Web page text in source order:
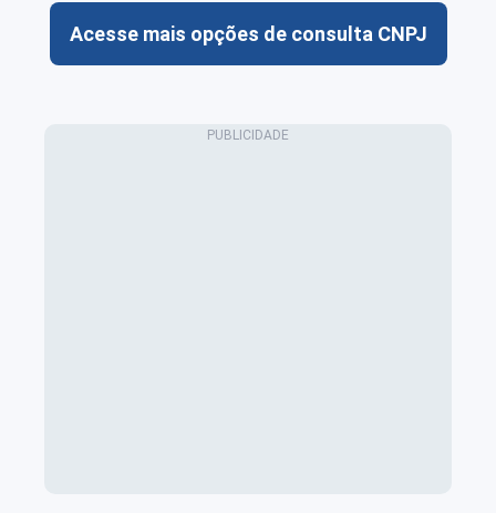
Acesse mais opções de consulta CNPJ